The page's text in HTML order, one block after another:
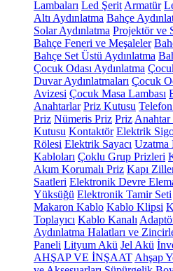
Lambaları Led Şerit Armatür
Altı Aydınlatma Bahçe
Solar Aydınlatma Projektör ve
Bahçe Feneri ve Meşaleler
Bahçe Set Üstü Aydınlatma
Çocuk Odası Aydınlatma
Duvar Aydınlatmaları Çocuk
Avizesi Çocuk Masa Lambası
Anahtarlar Priz Kutusu
Priz Nümeris Priz Priz Anahtar
Kutusu Kontaktör Elektrik
Rölesi Elektrik Sayacı Uzatma
Kabloları Çoklu Grup Prizleri
Akım Korumalı Priz Kapı
Saatleri Elektronik Devre
Yüksüğü Elektronik Tamir Seti
Makaron Kablo Kablo Klipsi
Toplayıcı Kablo Kanalı
Aydınlatma Halatları ve
Paneli Lityum Akü Jel Akü
AHŞAP VE İNŞAAT Ahşap